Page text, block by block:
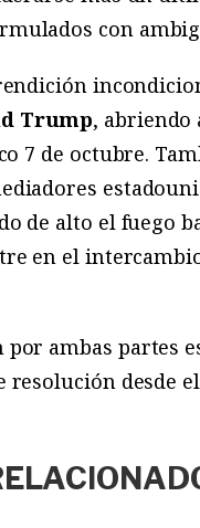
con
Trump, abriendo
7 de octubre.
de alto el fuego
en el
por ambas partes
resolución desde